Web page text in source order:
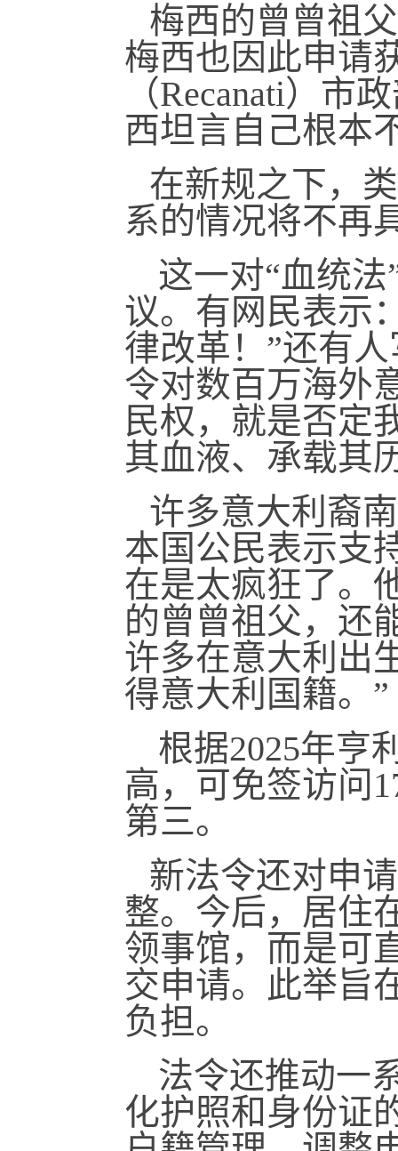
梅西的曾曾祖
梅西也因此申请
（Recanati）市
西坦言自己根本
在新规之下，
系的情况将不再
这一对“血统
议。有网民表示
律改革！”还有
令对数百万海外
民权，就是否定
其血液、承载其
许多意大利裔
本国公民表示支
在是太疯狂了。
的曾曾祖父，还
许多在意大利出
得意大利国籍。”
根据2025年亨
高，可免签访问
第三。
新法令还对申
整。今后，居住
领事馆，而是可
交申请。此举旨
负担。
法令还推动一
化护照和身份证